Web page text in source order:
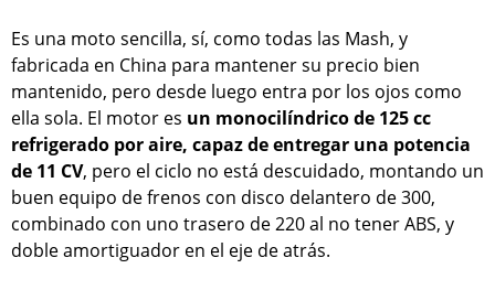
Es una moto sencilla, sí, como todas las Mash, y
fabricada en China para mantener su precio bien
mantenido, pero desde luego entra por los ojos como
ella sola. El motor es un monocilíndrico de 125 cc
refrigerado por aire, capaz de entregar una potencia
de 11 CV, pero el ciclo no está descuidado, montando un
buen equipo de frenos con disco delantero de 300,
combinado con uno trasero de 220 al no tener ABS, y
doble amortiguador en el eje de atrás.